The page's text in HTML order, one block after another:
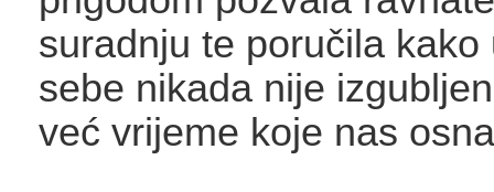
suradnju te poručila kako
sebe nikada nije
već vrijeme koje nas